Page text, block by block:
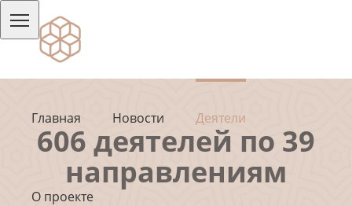
Главная Новости Деятели
О проекте
606 деятелей по 39
направлениям